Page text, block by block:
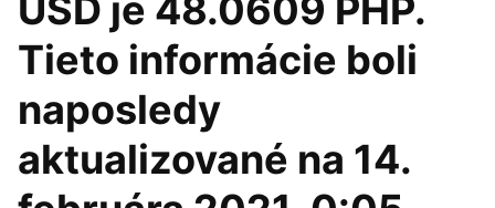
USD je 48.0609 PHP.
Tieto informácie boli
naposledy
aktualizované na 14.